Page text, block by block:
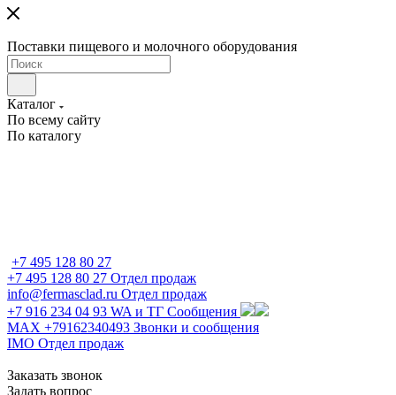
Поставки пищевого и молочного оборудования
Каталог
По всему сайту
По каталогу
+7 495 128 80 27
+7 495 128 80 27 Отдел продаж
info@fermasclad.ru Отдел продаж
+7 916 234 04 93 WA и ТГ Сообщения
MAX +79162340493 Звонки и сообщения
IMO Отдел продаж
Заказать звонок
Задать вопрос